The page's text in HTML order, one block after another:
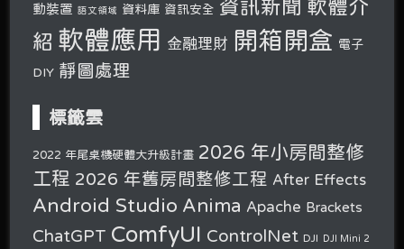
動裝置 語文領域 資料庫 資訊安全 資訊新聞 軟體介
紹 軟體應用 金融理財 開箱開盒 電子
DIY 靜圖處理
標籤雲
2022 年尾桌機硬體大升級計畫 2026 年小房間整修
工程 2026 年舊房間整修工程 After Effects
Android Studio Anima Apache Brackets
ChatGPT ComfyUI ControlNet DJI DJI Mini 2